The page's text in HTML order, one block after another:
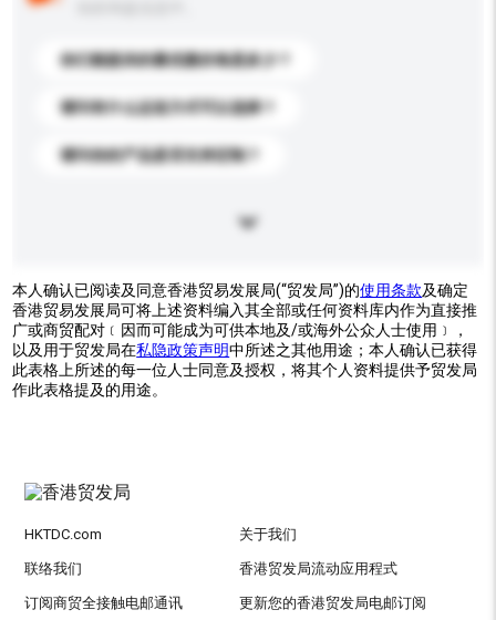
你们能提供的最优惠价格是多少？
请问有什么运送方式可以选择？
请问你的产品是否支持定制？
本人确认已阅读及同意香港贸易发展局(“贸发局”)的使用条款及确定
香港贸易发展局可将上述资料编入其全部或任何资料库内作为直接推
广或商贸配对﹝因而可能成为可供本地及/或海外公众人士使用﹞，
以及用于贸发局在私隐政策声明中所述之其他用途；本人确认已获得
此表格上所述的每一位人士同意及授权，将其个人资料提供予贸发局
作此表格提及的用途。
HKTDC.com 关于我们
联络我们 香港贸发局流动应用程式
订阅商贸全接触电邮通讯 更新您的香港贸发局电邮订阅